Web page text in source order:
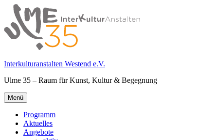
Springe
zum
Inhalt
Interkulturanstalten Westend e.V.
Ulme 35 – Raum für Kunst, Kultur & Begegnung
Primäres
Menü
Menü
Programm
Aktuelles
Angebote